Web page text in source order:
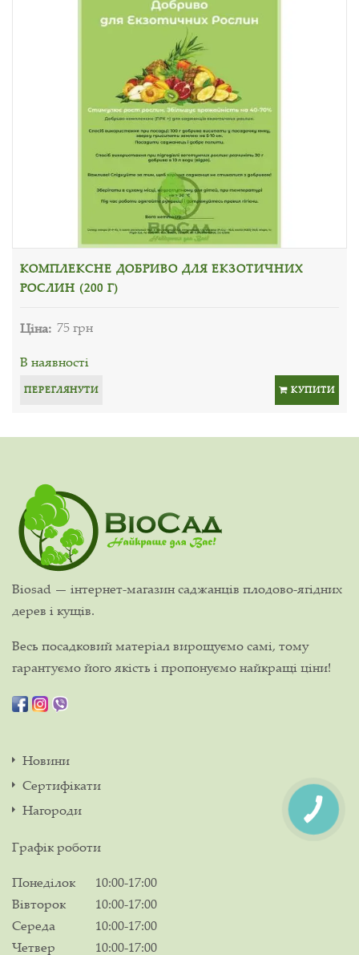
КОМПЛЕКСНЕ ДОБРИВО ДЛЯ ЕКЗОТИЧНИХ
РОСЛИН (200 Г)
Ціна: 75 грн
В наявності
ПЕРЕГЛЯНУТИ КУПИТИ
Biosad — інтернет-магазин саджанців плодово-ягідних
дерев і кущів.
Весь посадковий матеріал вирощуємо самі, тому
гарантуємо його якість і пропонуємо найкращі ціни!
Новини
Сертифікати
Нагороди
Графік роботи
Понеділок
10:00-17:00
Вівторок
10:00-17:00
Середа
10:00-17:00
Четвер
10:00-17:00